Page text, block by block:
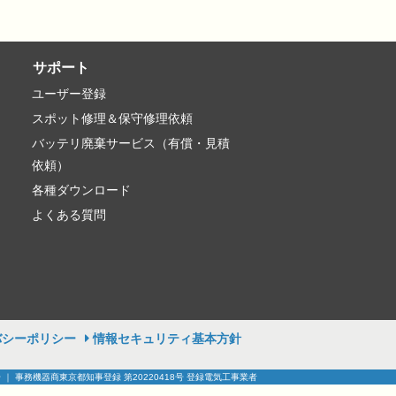
サポート
ユーザー登録
スポット修理＆保守修理依頼
バッテリ廃棄サービス（有償・見積
依頼）
各種ダウンロード
よくある質問
ーポリシー 情報セキュリティ基本方針
事務機器商東京都知事登録 第20220418号 登録電気工事業者